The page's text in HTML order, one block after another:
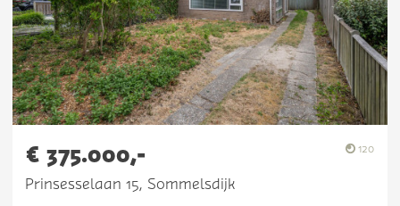
€ 375.000,- 120
Prinsesselaan 15, Sommelsdijk